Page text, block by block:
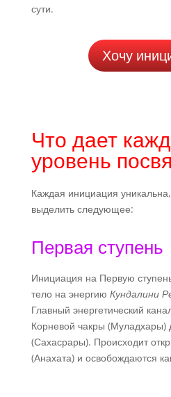
сути.
Хочу
Что дает
уровень
Каждая инициация
выделить следующее:
Первая ступень
Инициация на Первую
тело на энергию Кундалини
Главный энергетический
Корневой чакры (Муладхары)
(Сахасрары). Происходит
(Анахата) и освобождаются